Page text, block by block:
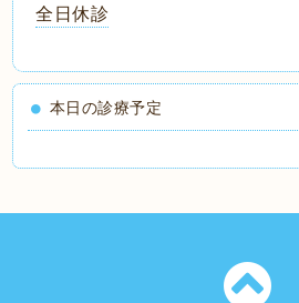
全日休診
本日の診療予定